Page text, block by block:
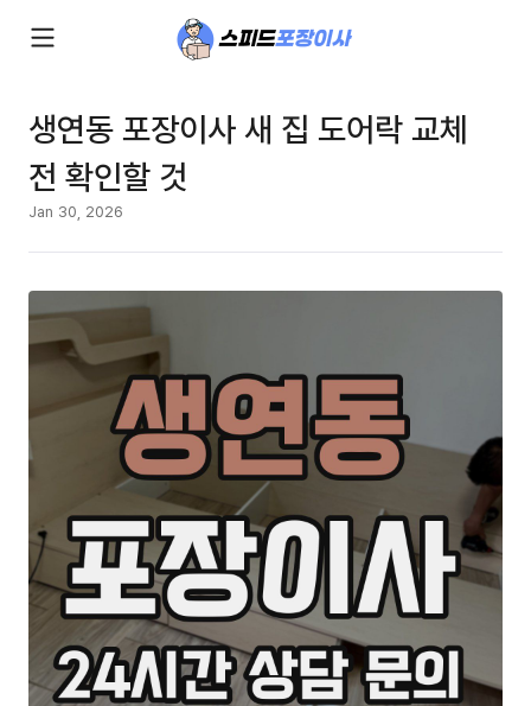
생연동 포장이사 새 집 도어락 교체
전 확인할 것
Jan 30, 2026